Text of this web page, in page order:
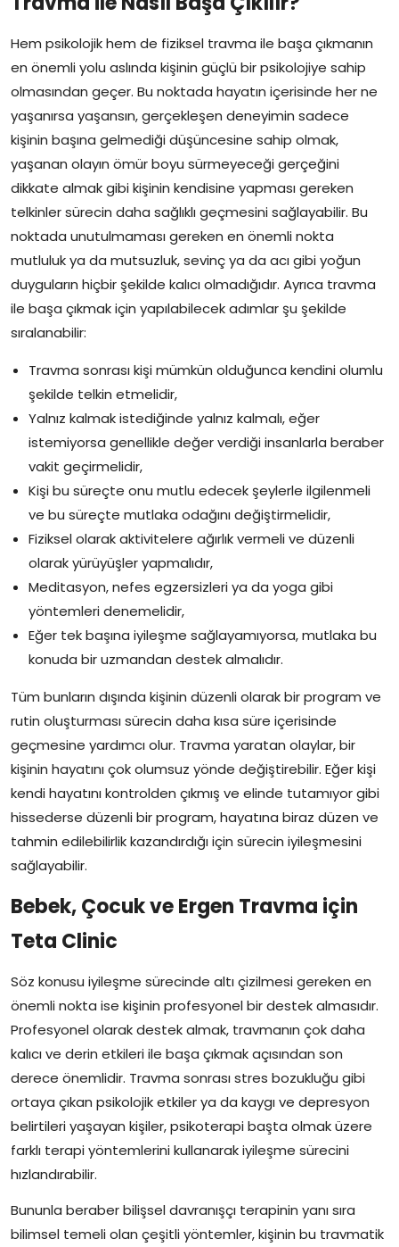
Hem psikolojik hem de fiziksel travma ile başa çıkmanın
en önemli yolu aslında kişinin güçlü bir psikolojiye sahip
olmasından geçer. Bu noktada hayatın içerisinde her ne
yaşanırsa yaşansın, gerçekleşen deneyimin sadece
kişinin başına gelmediği düşüncesine sahip olmak,
yaşanan olayın ömür boyu sürmeyeceği gerçeğini
dikkate almak gibi kişinin kendisine yapması gereken
telkinler sürecin daha sağlıklı geçmesini sağlayabilir. Bu
noktada unutulmaması gereken en önemli nokta
mutluluk ya da mutsuzluk, sevinç ya da acı gibi yoğun
duyguların hiçbir şekilde kalıcı olmadığıdır. Ayrıca travma
ile başa çıkmak için yapılabilecek adımlar şu şekilde
sıralanabilir:
Travma sonrası kişi mümkün olduğunca kendini olumlu
şekilde telkin etmelidir,
Yalnız kalmak istediğinde yalnız kalmalı, eğer
istemiyorsa genellikle değer verdiği insanlarla beraber
vakit geçirmelidir,
Kişi bu süreçte onu mutlu edecek şeylerle ilgilenmeli
ve bu süreçte mutlaka odağını değiştirmelidir,
Fiziksel olarak aktivitelere ağırlık vermeli ve düzenli
olarak yürüyüşler yapmalıdır,
Meditasyon, nefes egzersizleri ya da yoga gibi
yöntemleri denemelidir,
Eğer tek başına iyileşme sağlayamıyorsa, mutlaka bu
konuda bir uzmandan destek almalıdır.
Tüm bunların dışında kişinin düzenli olarak bir program ve
rutin oluşturması sürecin daha kısa süre içerisinde
geçmesine yardımcı olur. Travma yaratan olaylar, bir
kişinin hayatını çok olumsuz yönde değiştirebilir. Eğer kişi
kendi hayatını kontrolden çıkmış ve elinde tutamıyor gibi
hissederse düzenli bir program, hayatına biraz düzen ve
tahmin edilebilirlik kazandırdığı için sürecin iyileşmesini
sağlayabilir.
Bebek, Çocuk ve Ergen Travma için
Teta Clinic
Söz konusu iyileşme sürecinde altı çizilmesi gereken en
önemli nokta ise kişinin profesyonel bir destek almasıdır.
Profesyonel olarak destek almak, travmanın çok daha
kalıcı ve derin etkileri ile başa çıkmak açısından son
derece önemlidir. Travma sonrası stres bozukluğu gibi
ortaya çıkan psikolojik etkiler ya da kaygı ve depresyon
belirtileri yaşayan kişiler, psikoterapi başta olmak üzere
farklı terapi yöntemlerini kullanarak iyileşme sürecini
hızlandırabilir.
Bununla beraber bilişsel davranışçı terapinin yanı sıra
bilimsel temeli olan çeşitli yöntemler, kişinin bu travmatik